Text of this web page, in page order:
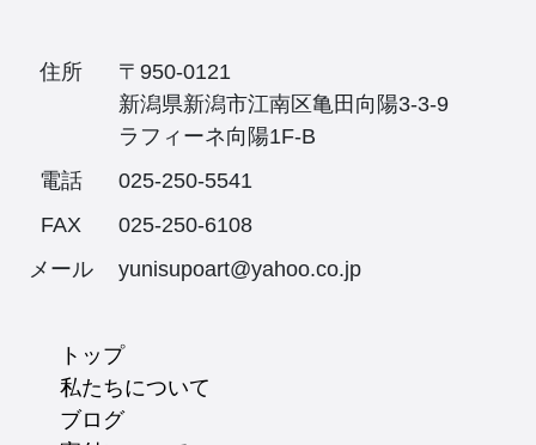
住所
〒950-0121
新潟県新潟市江南区亀田向陽3-3-9
ラフィーネ向陽1F-B
電話
025-250-5541
FAX
025-250-6108
メール
yunisupoart@yahoo.co.jp
トップ
私たちについて
ブログ